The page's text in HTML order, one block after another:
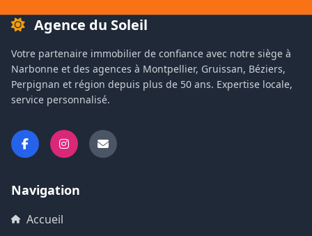
Agence du Soleil
Votre partenaire immobilier de confiance avec notre siège à
Narbonne et des agences à Montpellier, Gruissan, Béziers,
Perpignan et région depuis plus de 50 ans. Expertise locale,
service personnalisé.
Navigation
Accueil